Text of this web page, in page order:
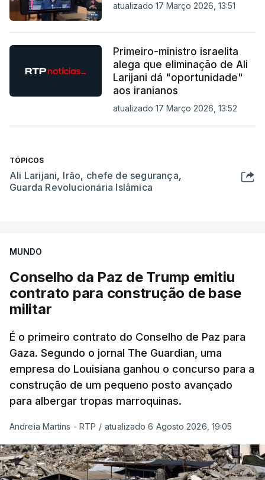
atualizado 17 Março 2026, 13:51
Primeiro-ministro israelita
alega que eliminação de Ali
Larijani dá "oportunidade"
aos iranianos
atualizado 17 Março 2026, 13:52
TÓPICOS
Ali Larijani, Irão, chefe de segurança,
Guarda Revolucionária Islâmica
MUNDO
Conselho da Paz de Trump emitiu
contrato para construção de base
militar
É o primeiro contrato do Conselho de Paz para
Gaza. Segundo o jornal The Guardian, uma
empresa do Louisiana ganhou o concurso para a
construção de um pequeno posto avançado
para albergar tropas marroquinas.
Andreia Martins - RTP / atualizado 6 Agosto 2026, 19:05